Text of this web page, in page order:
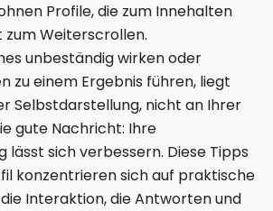
Profile, die zum Innehalten
Weiterscrollen.
unbeständig wirken oder
zu einem Ergebnis führen, liegt
Selbstdarstellung, nicht an Ihrer
gute Nachricht: Ihre
lässt sich verbessern. Diese Tipps
konzentrieren sich auf praktische
Interaktion, die Antworten und